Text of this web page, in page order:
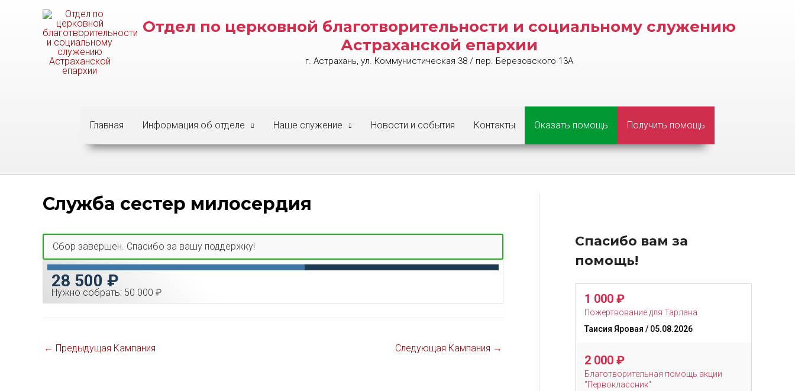
содержимому
Отдел по церковной благотворительности и социальному служению
Астраханской епархии
г. Астрахань, ул. Коммунистическая 38 / пер. Березовского 13А
Главная Информация об отделе Наше служение Новости и события Контакты Оказать помощь Получить помощь
Служба сестер милосердия
Сбор завершен. Спасибо за вашу поддержку!
28 500 ₽
Нужно собрать: 50 000 ₽
Навигация
по
← Предыдущая Кампания Следующая Кампания →
Спасибо вам за
помощь!
1 000 ₽
Пожертвование для Тарлана
Таисия Яровая / 05.08.2026
2 000 ₽
Благотворительная помощь акции
"Первоклассник"